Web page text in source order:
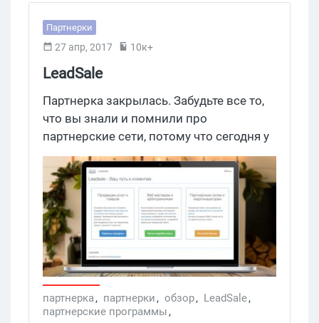
Партнерки
27 апр, 2017 10к+
LeadSale
Партнерка закрылась. Забудьте все то,
что вы знали и помнили про
партнерские сети, потому что сегодня у
нас обзор LeadSale – пожалуй, самой
интересной и необычной пп, которую
вы когда-либо видели. Здесь нет
привычных всем списков брендовых
офферов с условиями и целями,
которые выложены, как туфли на
витрине. Зато есть реклы, которые с
распростертыми объятьями примут
весь ваш трафик + еще подерутся за
него на аукционе. Есть рекламные
партнерка, партнерки, обзор, LeadSale,
партнерские программы,